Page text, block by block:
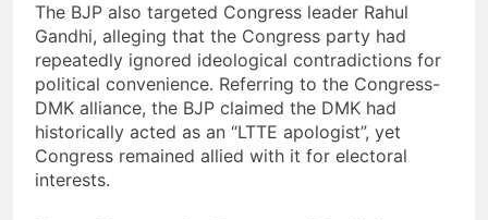
The BJP also targeted Congress leader Rahul
Gandhi, alleging that the Congress party had
repeatedly ignored ideological contradictions for
political convenience. Referring to the Congress-
DMK alliance, the BJP claimed the DMK had
historically acted as an “LTTE apologist”, yet
Congress remained allied with it for electoral
interests.